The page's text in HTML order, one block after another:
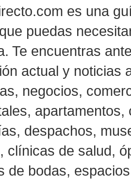
es una
puedas
Te encuentras
actual y noticias
negocios,
despachos,
clínicas de salud,
de bodas,